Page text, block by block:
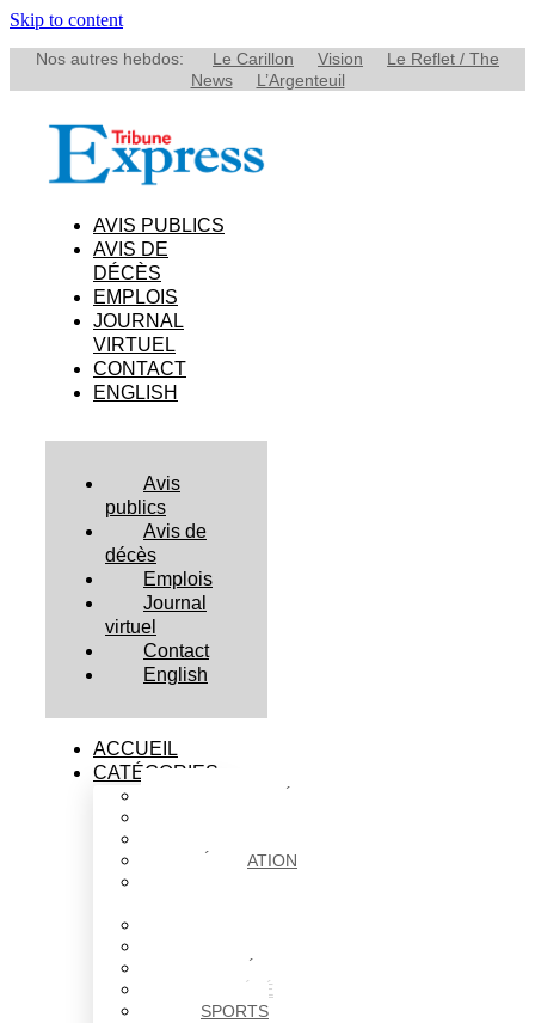
Skip to content
Nos autres hebdos: Le Carillon Vision
Le Reflet / The
News
L’Argenteuil
AVIS PUBLICS
AVIS DE
DÉCÈS
EMPLOIS
JOURNAL
VIRTUEL
CONTACT
ENGLISH
Avis
publics
Avis de
décès
Emplois
Journal
virtuel
Contact
English
ACCUEIL
CATÉGORIES
ÉDUCATION
SOCIÉTÉ
SPORTS